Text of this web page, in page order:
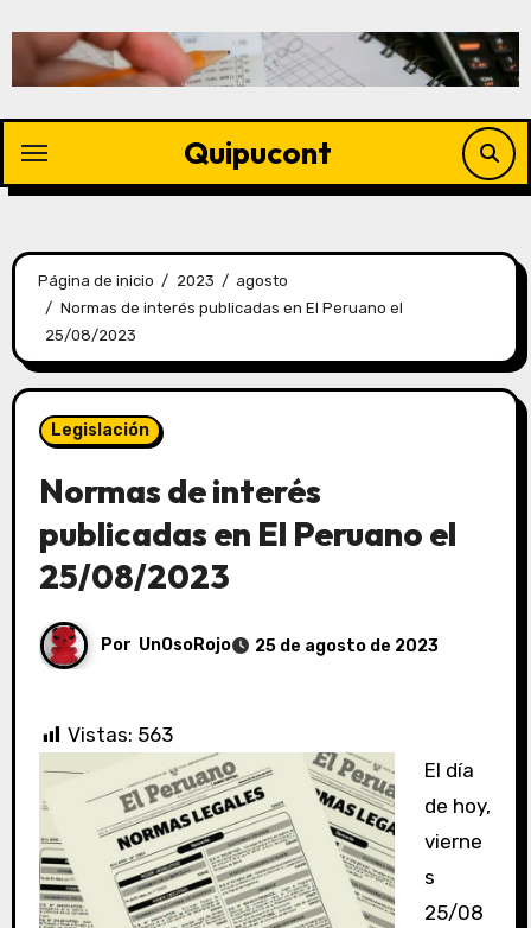
Quipucont
Página de inicio 2023
agosto
Normas de interés publicadas en El Peruano el
25/08/2023
Legislación
Normas de interés
publicadas en El Peruano el
25/08/2023
Por UnOsoRojo 25 de agosto de 2023
Vistas: 563
El día
de hoy,
vierne
s
25/08